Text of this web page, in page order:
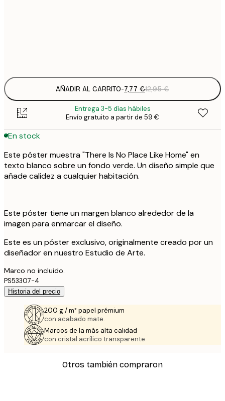
AÑADIR AL CARRITO-7,77 €12,95 €
Entrega 3-5 días hábiles
Envío gratuito a partir de 59 €
En stock
Este póster muestra "There Is No Place Like Home" en
texto blanco sobre un fondo verde. Un diseño simple que
añade calidez a cualquier habitación.
Este póster tiene un margen blanco alrededor de la
imagen para enmarcar el diseño.
Este es un póster exclusivo, originalmente creado por un
diseñador en nuestro Estudio de Arte.
Marco no incluido.
PS53307-4
Historia del precio
200 g / m² papel prémium
con acabado mate.
Marcos de la más alta calidad
con cristal acrílico transparente.
Otros también compraron